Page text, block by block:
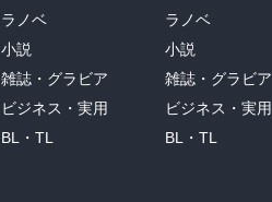
ラノベ
小説
雑誌・グラビア
ビジネス・実用
BL・TL
ラノベ
小説
雑誌・グラビア
ビジネス・実用
BL・TL